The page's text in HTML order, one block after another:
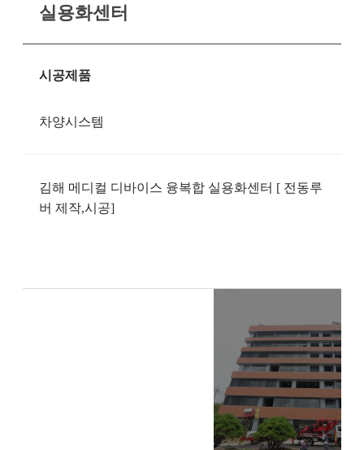
실용화센터
시공제품
차양시스템
김해 메디컬 디바이스 융복합 실용화센터 [ 전동루
버 제작,시공]